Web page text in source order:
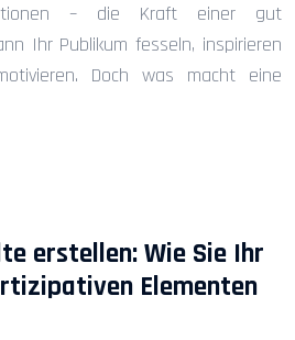
– die Kraft einer gut
Ihr Publikum fesseln, inspirieren
Doch was macht eine
erstellen: Wie Sie Ihr
Elementen